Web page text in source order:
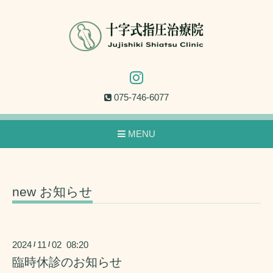
075-746-6077
MENU
new お知らせ
2024 / 11 /02 08:20
臨時休診のお知らせ